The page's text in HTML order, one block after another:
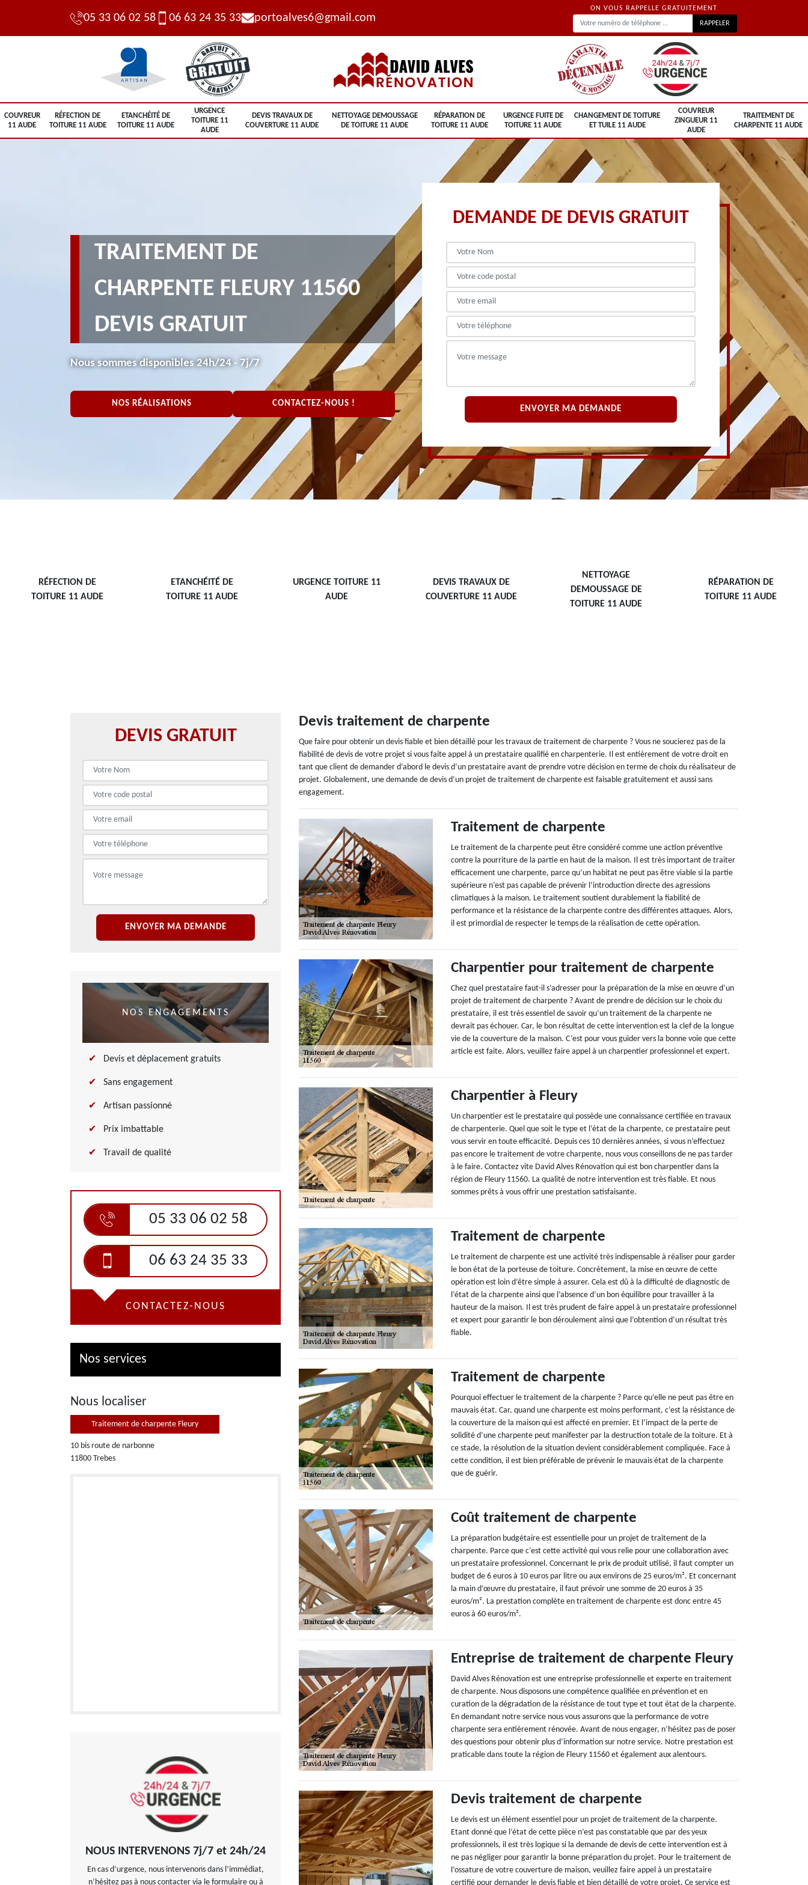
05 33 06 02 58 06 63 24 35 33 portoalves6@gmail.com
ON VOUS RAPPELLE GRATUITEMENT
COUVREUR
11 AUDE
RÉFECTION DE
TOITURE 11 AUDE
ETANCHÉITÉ DE
TOITURE 11 AUDE
URGENCE
TOITURE 11
AUDE
DEVIS TRAVAUX DE
COUVERTURE 11 AUDE
NETTOYAGE DEMOUSSAGE
DE TOITURE 11 AUDE
RÉPARATION DE
TOITURE 11 AUDE
URGENCE FUITE DE
TOITURE 11 AUDE
CHANGEMENT DE TOITURE
ET TUILE 11 AUDE
COUVREUR
ZINGUEUR 11
AUDE
TRAITEMENT DE
CHARPENTE 11 AUDE
TRAITEMENT DE
CHARPENTE FLEURY 11560
DEVIS GRATUIT
Nous sommes disponibles 24h/24 - 7j/7
NOS RÉALISATIONS CONTACTEZ-NOUS !
DEMANDE DE DEVIS GRATUIT
RÉFECTION DE
TOITURE 11 AUDE
ETANCHÉITÉ DE
TOITURE 11 AUDE
URGENCE TOITURE 11
AUDE
DEVIS TRAVAUX DE
COUVERTURE 11 AUDE
NETTOYAGE
DEMOUSSAGE DE
TOITURE 11 AUDE
RÉPARATION DE
TOITURE 11 AUDE
DEVIS GRATUIT
NOS ENGAGEMENTS
Devis et déplacement gratuits
Sans engagement
Artisan passionné
Prix imbattable
Travail de qualité
05 33 06 02 58
06 63 24 35 33
CONTACTEZ-NOUS
Nos services
Nous localiser
Traitement de charpente Fleury
10 bis route de narbonne
11800 Trebes
NOUS INTERVENONS 7j/7 et 24h/24
En cas d’urgence, nous intervenons dans l’immédiat,
n’hésitez pas à nous contacter via le formulaire ou à
Devis traitement de charpente
Que faire pour obtenir un devis fiable et bien détaillé pour les travaux de traitement de charpente ? Vous ne soucierez pas de la
fiabilité de devis de votre projet si vous faite appel à un prestataire qualifié en charpenterie. Il est entièrement de votre droit en
tant que client de demander d’abord le devis d’un prestataire avant de prendre votre décision en terme de choix du réalisateur de
projet. Globalement, une demande de devis d’un projet de traitement de charpente est faisable gratuitement et aussi sans
engagement.
Traitement de charpente
Le traitement de la charpente peut être considéré comme une action préventive
contre la pourriture de la partie en haut de la maison. Il est très important de traiter
efficacement une charpente, parce qu’un habitat ne peut pas être viable si la partie
supérieure n’est pas capable de prévenir l’introduction directe des agressions
climatiques à la maison. Le traitement soutient durablement la fiabilité de
performance et la résistance de la charpente contre des différentes attaques. Alors,
il est primordial de respecter le temps de la réalisation de cette opération.
Charpentier pour traitement de charpente
Chez quel prestataire faut-il s’adresser pour la préparation de la mise en œuvre d’un
projet de traitement de charpente ? Avant de prendre de décision sur le choix du
prestataire, il est très essentiel de savoir qu’un traitement de la charpente ne
devrait pas échouer. Car, le bon résultat de cette intervention est la clef de la longue
vie de la couverture de la maison. C’est pour vous guider vers la bonne voie que cette
article est faite. Alors, veuillez faire appel à un charpentier professionnel et expert.
Charpentier à Fleury
Un charpentier est le prestataire qui possède une connaissance certifiée en travaux
de charpenterie. Quel que soit le type et l’état de la charpente, ce prestataire peut
vous servir en toute efficacité. Depuis ces 10 dernières années, si vous n’effectuez
pas encore le traitement de votre charpente, nous vous conseillons de ne pas tarder
à le faire. Contactez vite David Alves Rénovation qui est bon charpentier dans la
région de Fleury 11560. La qualité de notre intervention est très fiable. Et nous
sommes prêts à vous offrir une prestation satisfaisante.
Traitement de charpente
Le traitement de charpente est une activité très indispensable à réaliser pour garder
le bon état de la porteuse de toiture. Concrètement, la mise en œuvre de cette
opération est loin d’être simple à assurer. Cela est dû à la difficulté de diagnostic de
l’état de la charpente ainsi que l’absence d’un bon équilibre pour travailler à la
hauteur de la maison. Il est très prudent de faire appel à un prestataire professionnel
et expert pour garantir le bon déroulement ainsi que l’obtention d’un résultat très
fiable.
Traitement de charpente
Pourquoi effectuer le traitement de la charpente ? Parce qu’elle ne peut pas être en
mauvais état. Car, quand une charpente est moins performant, c’est la résistance de
la couverture de la maison qui est affecté en premier. Et l’impact de la perte de
solidité d’une charpente peut manifester par la destruction totale de la toiture. Et à
ce stade, la résolution de la situation devient considérablement compliquée. Face à
cette condition, il est bien préférable de prévenir le mauvais état de la charpente
que de guérir.
Coût traitement de charpente
La préparation budgétaire est essentielle pour un projet de traitement de la
charpente. Parce que c’est cette activité qui vous relie pour une collaboration avec
un prestataire professionnel. Concernant le prix de produit utilisé, il faut compter un
budget de 6 euros à 10 euros par litre ou aux environs de 25 euros/m². Et concernant
la main d’œuvre du prestataire, il faut prévoir une somme de 20 euros à 35
euros/m². La prestation complète en traitement de charpente est donc entre 45
euros à 60 euros/m².
Entreprise de traitement de charpente Fleury
David Alves Rénovation est une entreprise professionnelle et experte en traitement
de charpente. Nous disposons une compétence qualifiée en prévention et en
curation de la dégradation de la résistance de tout type et tout état de la charpente.
En demandant notre service nous vous assurons que la performance de votre
charpente sera entièrement rénovée. Avant de nous engager, n’hésitez pas de poser
des questions pour obtenir plus d’information sur notre service. Notre prestation est
praticable dans toute la région de Fleury 11560 et également aux alentours.
Devis traitement de charpente
Le devis est un élément essentiel pour un projet de traitement de la charpente.
Etant donné que l’état de cette pièce n’est pas constatable que par des yeux
professionnels, il est très logique si la demande de devis de cette intervention est à
ne pas négliger pour garantir la bonne préparation du projet. Pour le traitement de
l’ossature de votre couverture de maison, veuillez faire appel à un prestataire
certifié pour demander le devis fiable et bien détaillé de votre projet. Ce service est